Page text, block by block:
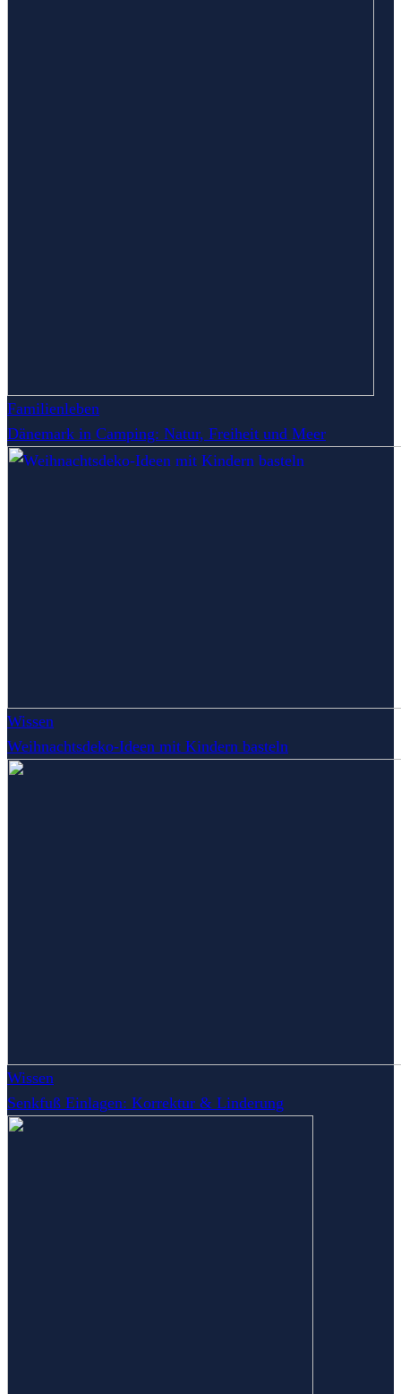
Familienleben
Dänemark in Camping: Natur, Freiheit und Meer
Wissen
Weihnachtsdeko-Ideen mit Kindern basteln
Wissen
Senkfuß Einlagen: Korrektur & Linderung